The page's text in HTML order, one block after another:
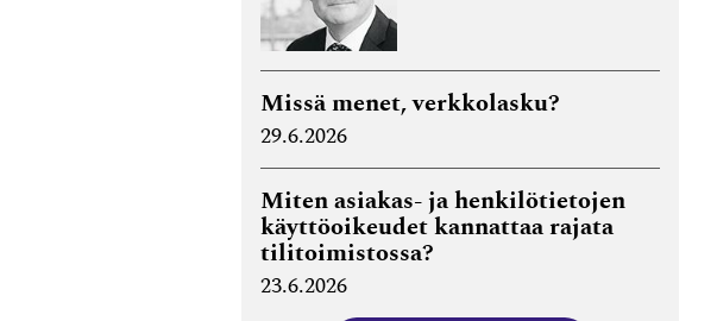
Missä menet, verkkolasku?
29.6.2026
Miten asiakas- ja henkilötietojen
käyttöoikeudet kannattaa rajata
tilitoimistossa?
23.6.2026